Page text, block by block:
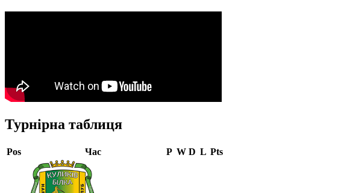
Турнірна таблиця
Pos Час P W D L Pts